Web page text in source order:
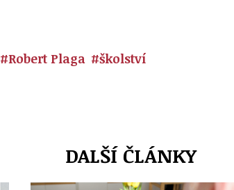
#Robert Plaga #školství
DALŠÍ ČLÁNKY